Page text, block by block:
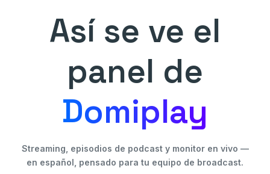
Así se ve el
panel de
Domiplay
Streaming, episodios de podcast y monitor en vivo —
en español, pensado para tu equipo de broadcast.